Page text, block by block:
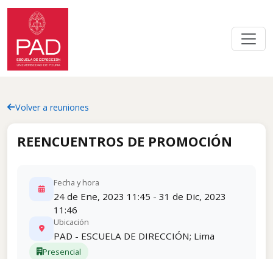
Volver a reuniones
REENCUENTROS DE PROMOCIÓN
Fecha y hora
24 de Ene, 2023 11:45 - 31 de Dic, 2023
11:46
Ubicación
PAD - ESCUELA DE DIRECCIÓN; Lima
Presencial